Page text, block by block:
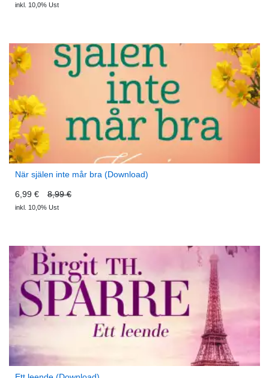
inkl. 10,0% Ust
När själen inte mår bra (Download)
6,99 € 8,99 €
inkl. 10,0% Ust